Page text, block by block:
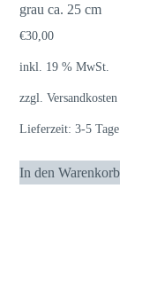
grau ca. 25 cm
€30,00
inkl. 19 % MwSt.
zzgl.Versandkosten
Lieferzeit:3-5 Tage
In den Warenkorb